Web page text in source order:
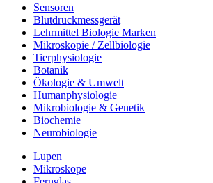
Sensoren
Blutdruckmessgerät
Lehrmittel Biologie Marken
Mikroskopie / Zellbiologie
Tierphysiologie
Botanik
Ökologie & Umwelt
Humanphysiologie
Mikrobiologie & Genetik
Biochemie
Neurobiologie
Lupen
Mikroskope